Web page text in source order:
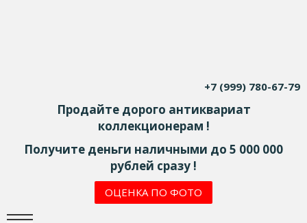
+7 (999) 780-67-79
Продайте дорого антиквариат
коллекционерам !
Получите деньги наличными до 5 000 000
рублей сразу !
ОЦЕНКА ПО ФОТО